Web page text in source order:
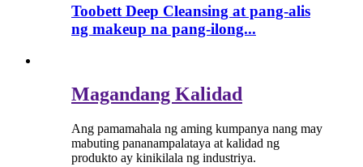
Toobett Deep Cleansing at pang-alis
ng makeup na pang-ilong...
Magandang Kalidad
Ang pamamahala ng aming kumpanya nang may
mabuting pananampalataya at kalidad ng
produkto ay kinikilala ng industriya.